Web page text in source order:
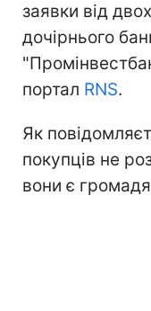
заявки від
дочірнього
портал RNS.
Як
покупців не
вони є